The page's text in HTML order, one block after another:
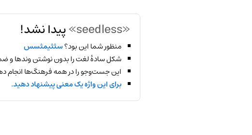
«seedless» پیدا نشد!
منظور شما این بود؟سثثیمثسس
شکل سادهٔ لغت را بدون نوشتن وندها و
این جست‌وجو را در همه فرهنگ‌ها انجام
برای این واژه یک معنی پیشنهاد دهید.